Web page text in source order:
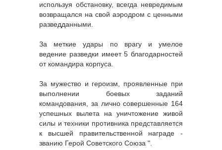
используя обстановку, всегда невредимым
возвращался на свой аэродром с ценными
разведданными.
За меткие удары по врагу и умелое
ведение разведки имеет 5 благодарностей
от командира корпуса.
За мужество и героизм, проявленные при
выполнении боевых заданий
командования, за лично совершенные 164
успешных вылета на уничтожение живой
силы и техники противника представляется
к высшей правительственной награде -
званию Герой Советского Союза ".